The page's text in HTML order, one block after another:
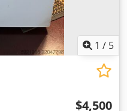
1 / 5
$4,500